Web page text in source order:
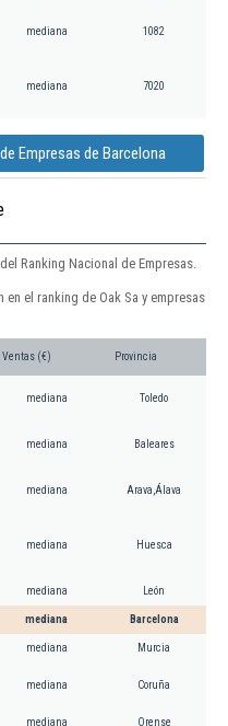
mediana 1082
mediana 7020
Empresas de Barcelona
Ranking Nacional de Empresas.
el ranking de Oak Sa y empresas
Ventas (€) Provincia
mediana Toledo
mediana Baleares
mediana Arava,Álava
mediana Huesca
mediana León
mediana Barcelona
mediana Murcia
mediana Coruña
mediana Orense